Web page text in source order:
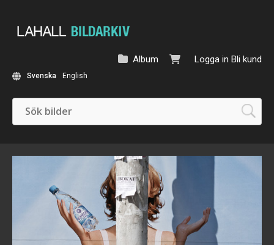
Logga in Bli kund
Album
Svenska English